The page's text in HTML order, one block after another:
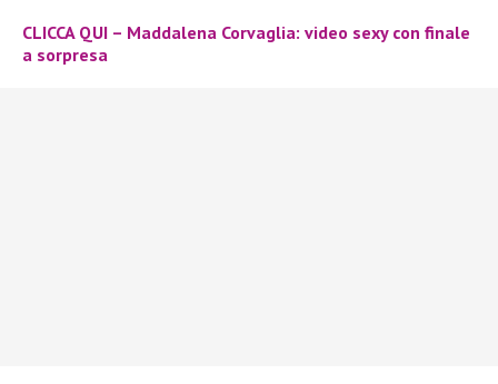
CLICCA QUI – Maddalena Corvaglia: video sexy con finale
a sorpresa